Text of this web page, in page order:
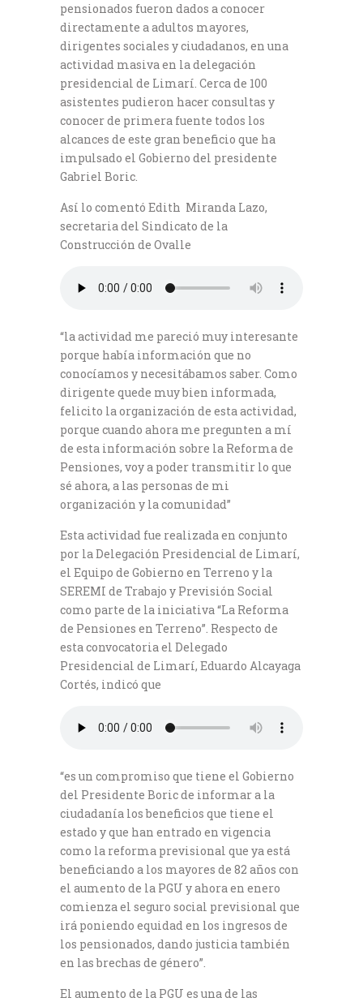
pensionados fueron dados a conocer
directamente a adultos mayores,
dirigentes sociales y ciudadanos, en una
actividad masiva en la delegación
presidencial de Limarí. Cerca de 100
asistentes pudieron hacer consultas y
conocer de primera fuente todos los
alcances de este gran beneficio que ha
impulsado el Gobierno del presidente
Gabriel Boric.
Así lo comentó Edith Miranda Lazo,
secretaria del Sindicato de la
Construcción de Ovalle
“la actividad me pareció muy interesante
porque había información que no
conocíamos y necesitábamos saber. Como
dirigente quede muy bien informada,
felicito la organización de esta actividad,
porque cuando ahora me pregunten a mí
de esta información sobre la Reforma de
Pensiones, voy a poder transmitir lo que
sé ahora, a las personas de mi
organización y la comunidad”
Esta actividad fue realizada en conjunto
por la Delegación Presidencial de Limarí,
el Equipo de Gobierno en Terreno y la
SEREMI de Trabajo y Previsión Social
como parte de la iniciativa “La Reforma
de Pensiones en Terreno”. Respecto de
esta convocatoria el Delegado
Presidencial de Limarí, Eduardo Alcayaga
Cortés, indicó que
“es un compromiso que tiene el Gobierno
del Presidente Boric de informar a la
ciudadanía los beneficios que tiene el
estado y que han entrado en vigencia
como la reforma previsional que ya está
beneficiando a los mayores de 82 años con
el aumento de la PGU y ahora en enero
comienza el seguro social previsional que
irá poniendo equidad en los ingresos de
los pensionados, dando justicia también
en las brechas de género”.
El aumento de la PGU es una de las